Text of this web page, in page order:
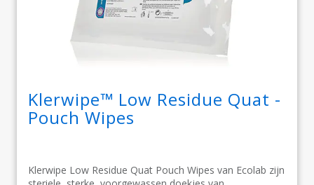
Klerwipe™ Low Residue Quat -
Pouch Wipes
Klerwipe Low Residue Quat Pouch Wipes van Ecolab zijn